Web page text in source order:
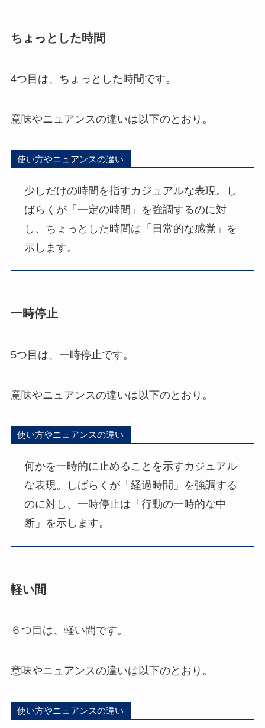
ちょっとした時間
4つ目は、ちょっとした時間です。
意味やニュアンスの違いは以下のとおり。
使い方やニュアンスの違い
少しだけの時間を指すカジュアルな表現。し
ばらくが「一定の時間」を強調するのに対
し、ちょっとした時間は「日常的な感覚」を
示します。
一時停止
5つ目は、一時停止です。
意味やニュアンスの違いは以下のとおり。
使い方やニュアンスの違い
何かを一時的に止めることを示すカジュアル
な表現。しばらくが「経過時間」を強調する
のに対し、一時停止は「行動の一時的な中
断」を示します。
軽い間
６つ目は、軽い間です。
意味やニュアンスの違いは以下のとおり。
使い方やニュアンスの違い